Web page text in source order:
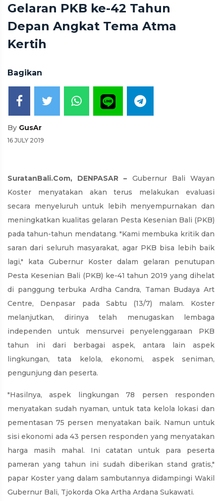
Gelaran PKB ke-42 Tahun
Depan Angkat Tema Atma
Kertih
Bagikan
By GusAr
16 JULY 2019
SuratanBali.Com, DENPASAR – Gubernur Bali Wayan
Koster menyatakan akan terus melakukan evaluasi
secara menyeluruh untuk lebih menyempurnakan dan
meningkatkan kualitas gelaran Pesta Kesenian Bali (PKB)
pada tahun-tahun mendatang. "Kami membuka kritik dan
saran dari seluruh masyarakat, agar PKB bisa lebih baik
lagi," kata Gubernur Koster dalam gelaran penutupan
Pesta Kesenian Bali (PKB) ke-41 tahun 2019 yang dihelat
di panggung terbuka Ardha Candra, Taman Budaya Art
Centre, Denpasar pada Sabtu (13/7) malam. Koster
melanjutkan, dirinya telah menugaskan lembaga
independen untuk mensurvei penyelenggaraan PKB
tahun ini dari berbagai aspek, antara lain aspek
lingkungan, tata kelola, ekonomi, aspek seniman,
pengunjung dan peserta.
"Hasilnya, aspek lingkungan 78 persen responden
menyatakan sudah nyaman, untuk tata kelola lokasi dan
pementasan 75 persen menyatakan baik. Namun untuk
sisi ekonomi ada 43 persen responden yang menyatakan
harga masih mahal. Ini catatan untuk para peserta
pameran yang tahun ini sudah diberikan stand gratis,"
papar Koster yang dalam sambutannya didampingi Wakil
Gubernur Bali, Tjokorda Oka Artha Ardana Sukawati.